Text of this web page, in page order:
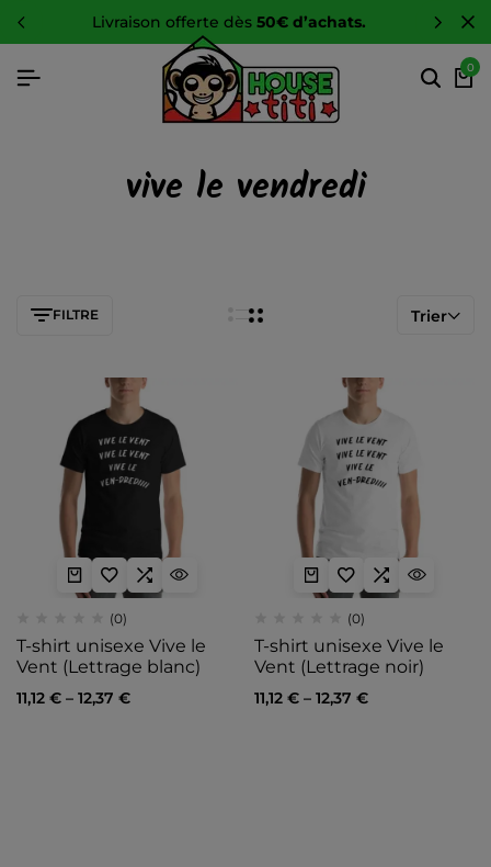
livraison offerte dès 50€ d’achats.
0
vive le vendredi
FILTRE Trier
(0)
T-shirt unisexe Vive le
Vent (Lettrage blanc)
11,12 € – 12,37 €
(0)
T-shirt unisexe Vive le
Vent (Lettrage noir)
11,12 €– 12,37 €